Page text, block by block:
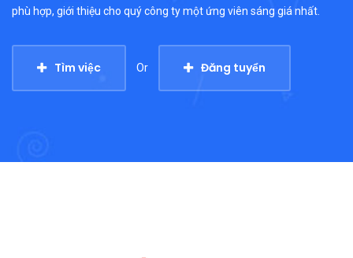
phù hợp, giới thiệu cho quý công ty một ứng viên sáng giá nhất.
Tìm việc Or Đăng tuyển